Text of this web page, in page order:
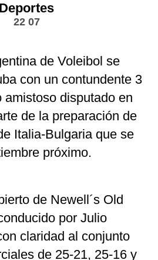
Deportes
22 07
de Voleibol se
con un contundente 3
amistoso disputado en
de la preparación de
Italia-Bulgaria que se
próximo.
de Newell´s Old
por Julio
claridad al conjunto
de 25-21, 25-16 y